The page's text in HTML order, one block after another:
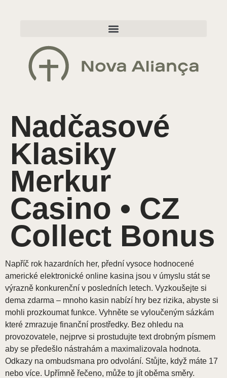
Nadčasové
Klasiky
Merkur
Casino • CZ
Collect Bonus
Napříč rok hazardních her, přední vysoce hodnocené
americké elektronické online kasina jsou v úmyslu stát se
výrazně konkurenční v posledních letech. Vyzkoušejte si
dema zdarma – mnoho kasin nabízí hry bez rizika, abyste si
mohli prozkoumat funkce. Vyhněte se vyloučeným sázkám
které zmrazuje finanční prostředky. Bez ohledu na
provozovatele, nejprve si prostudujte text drobným písmem
aby se předešlo nástrahám a maximalizovala hodnota.
Odkazy na ombudsmana pro odvolání. Stůjte, když máte 17
nebo více. Upřímně řečeno, může to jít oběma směry.